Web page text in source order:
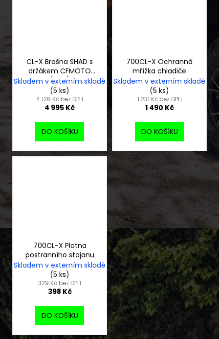
CL-X Brašna SHAD s
držákem CFMOTO
(levá)
Skladem v externím skladě
(5 ks)
4 128 Kč bez DPH
4 995 Kč
DO KOŠÍKU
700CL-X Ochranná
mřížka chladiče
Skladem v externím skladě
(5 ks)
1 231 Kč bez DPH
1 490 Kč
DO KOŠÍKU
700CL-X Plotna
postranního stojanu
Skladem v externím skladě
(5 ks)
329 Kč bez DPH
398 Kč
DO KOŠÍKU